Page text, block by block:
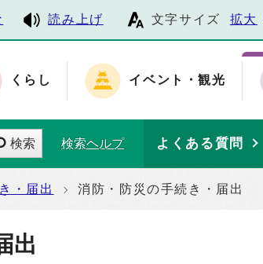
読み上げ 文字サイズ 拡大
くらし イベント・観光
検索 検索ヘルプ よくある質問
・届出 消防・防災の手続き・届出
出